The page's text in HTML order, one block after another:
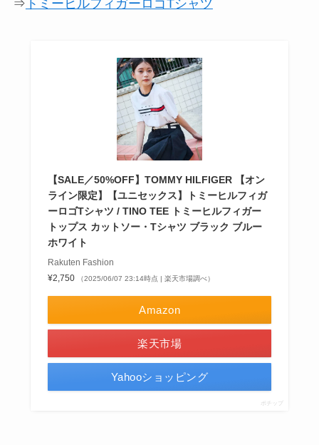
⇒ トミーヒルフィガーロゴTシャツ
【SALE／50%OFF】TOMMY HILFIGER 【オン
ライン限定】【ユニセックス】トミーヒルフィガ
ーロゴTシャツ / TINO TEE トミーヒルフィガー
トップス カットソー・Tシャツ ブラック ブルー
ホワイト
Rakuten Fashion
¥2,750
（2025/06/07 23:14時点 | 楽天市場調べ）
Amazon
楽天市場
Yahooショッピング
ポチップ